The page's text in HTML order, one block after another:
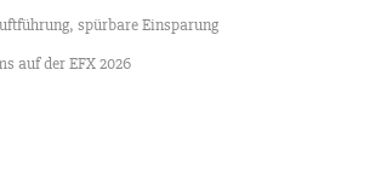
spürbare Einsparung
auf der EFX 2026